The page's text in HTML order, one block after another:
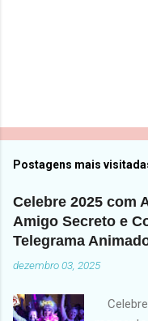
Postagens mais
Celebre 2025 com
Amigo Secreto e
Telegrama
dezembro 03, 2025